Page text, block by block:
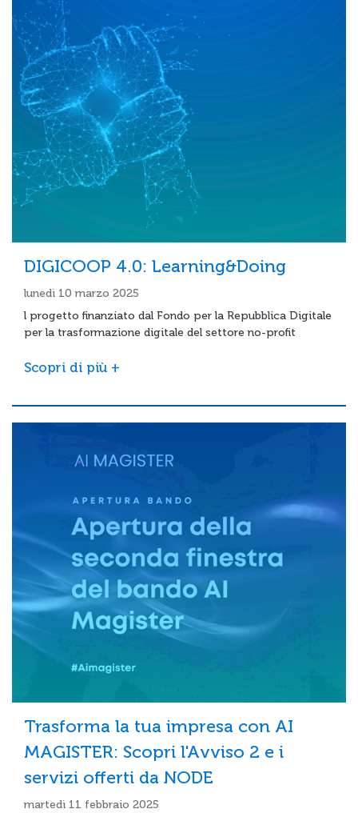
DIGICOOP 4.0: Learning&Doing
lunedì 10 marzo 2025
l progetto finanziato dal Fondo per la Repubblica Digitale
per la trasformazione digitale del settore no-profit
Scopri di più +
Trasforma la tua impresa con AI
MAGISTER: Scopri l'Avviso 2 e i
servizi offerti da NODE
martedì 11 febbraio 2025